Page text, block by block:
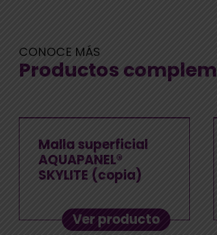
CONOCE MÁS
Productos
Malla superficial
AQUAPANEL®
SKYLITE (copia)
Ver producto